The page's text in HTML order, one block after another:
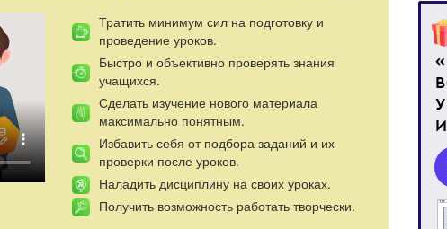
Тратить минимум сил на подготовку и
проведение уроков.
Быстро и объективно проверять знания
учащихся.
Сделать изучение нового материала
максимально понятным.
Избавить себя от подбора заданий и их
проверки после уроков.
Наладить дисциплину на своих уроках.
Получить возможность работать творчески.